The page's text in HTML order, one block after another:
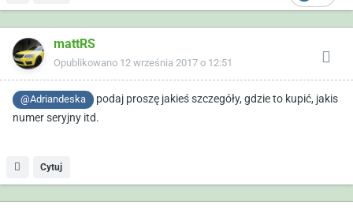
mattRS
Opublikowano 12 września 2017 o 12:51
@Adriandeska
podaj proszę jakieś szczegóły, gdzie to kupić, jakis
numer seryjny itd.
Cytuj